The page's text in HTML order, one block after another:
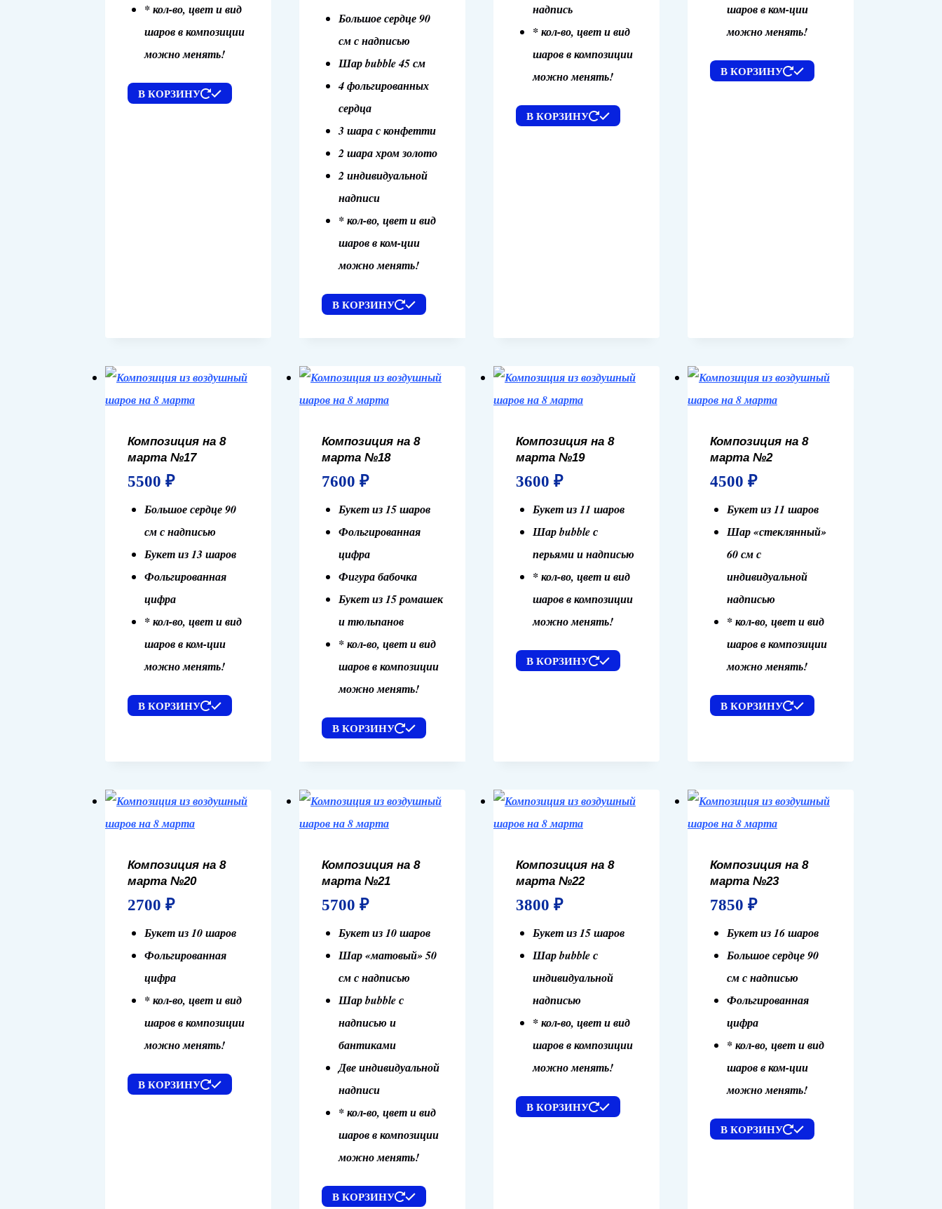
* кол-во, цвет и вид
шаров в композиции
можно менять!
В КОРЗИНУ
Большое сердце 90
см с надписью
Шар bubble 45 см
4 фольгированных
сердца
3 шара с конфетти
2 шара хром золото
2 индивидуальной
надписи
* кол-во, цвет и вид
шаров в ком-ции
можно менять!
В КОРЗИНУ
надпись
* кол-во, цвет и вид
шаров в композиции
можно менять!
В КОРЗИНУ
шаров в ком-ции
можно менять!
В КОРЗИНУ
Композиция на 8
марта №17
5500 ₽
Большое сердце 90
см с надписью
Букет из 13 шаров
Фольгированная
цифра
* кол-во, цвет и вид
шаров в ком-ции
можно менять!
В КОРЗИНУ
Композиция на 8
марта №18
7600 ₽
Букет из 15 шаров
Фольгированная
цифра
Фигура бабочка
Букет из 15 ромашек
и тюльпанов
* кол-во, цвет и вид
шаров в композиции
можно менять!
В КОРЗИНУ
Композиция на 8
марта №19
3600 ₽
Букет из 11 шаров
Шар bubble с
перьями и надписью
* кол-во, цвет и вид
шаров в композиции
можно менять!
В КОРЗИНУ
Композиция на 8
марта №2
4500 ₽
Букет из 11 шаров
Шар «стеклянный»
60 см с
индивидуальной
надписью
* кол-во, цвет и вид
шаров в композиции
можно менять!
В КОРЗИНУ
Композиция на 8
марта №20
2700 ₽
Букет из 10 шаров
Фольгированная
цифра
* кол-во, цвет и вид
шаров в композиции
можно менять!
В КОРЗИНУ
Композиция на 8
марта №21
5700 ₽
Букет из 10 шаров
Шар «матовый» 50
см с надписью
Шар bubble с
надписью и
бантиками
Две индивидуальной
надписи
* кол-во, цвет и вид
шаров в композиции
можно менять!
В КОРЗИНУ
Композиция на 8
марта №22
3800 ₽
Букет из 15 шаров
Шар bubble с
индивидуальной
надписью
* кол-во, цвет и вид
шаров в композиции
можно менять!
В КОРЗИНУ
Композиция на 8
марта №23
7850 ₽
Букет из 16 шаров
Большое сердце 90
см с надписью
Фольгированная
цифра
* кол-во, цвет и вид
шаров в ком-ции
можно менять!
В КОРЗИНУ